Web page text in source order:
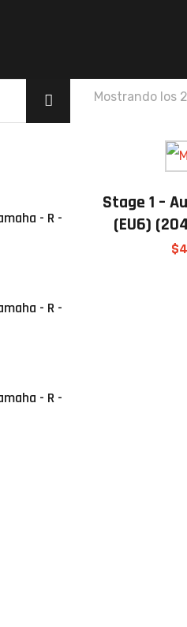
Mostrando los
Stage 1 –
(EU6)
$
- R -
- R -
- R -